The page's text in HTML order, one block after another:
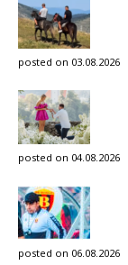
posted on 03.08.2026
posted on 04.08.2026
posted on 06.08.2026